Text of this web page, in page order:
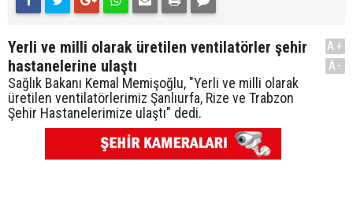
Yerli ve milli olarak üretilen ventilatörler şehir
hastanelerine ulaştı
Sağlık Bakanı Kemal Memişoğlu, "Yerli ve milli olarak
üretilen ventilatörlerimiz Şanlıurfa, Rize ve Trabzon
Şehir Hastanelerimize ulaştı" dedi.
A+
A-